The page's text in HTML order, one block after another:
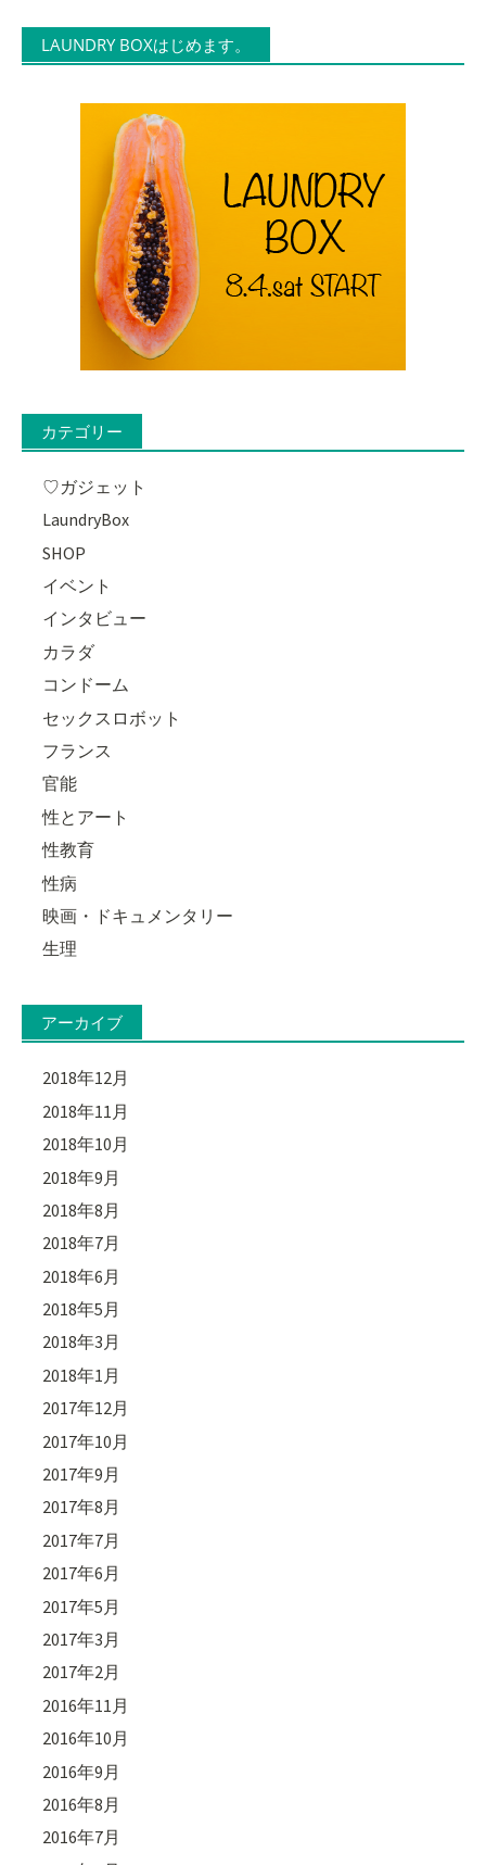
LAUNDRY BOXはじめます。
カテゴリー
♡ガジェット
LaundryBox
SHOP
イベント
インタビュー
カラダ
コンドーム
セックスロボット
フランス
官能
性とアート
性教育
性病
映画・ドキュメンタリー
生理
アーカイブ
2018年12月
2018年11月
2018年10月
2018年9月
2018年8月
2018年7月
2018年6月
2018年5月
2018年3月
2018年1月
2017年12月
2017年10月
2017年9月
2017年8月
2017年7月
2017年6月
2017年5月
2017年3月
2017年2月
2016年11月
2016年10月
2016年9月
2016年8月
2016年7月